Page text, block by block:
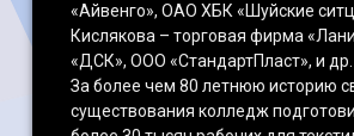
«Айвенго», ОАО ХБК «Шуйские
Кислякова – торговая фирма
«ДСК», ООО «СтандартПласт», и др.
За более чем 80 летнюю историю
существования колледж